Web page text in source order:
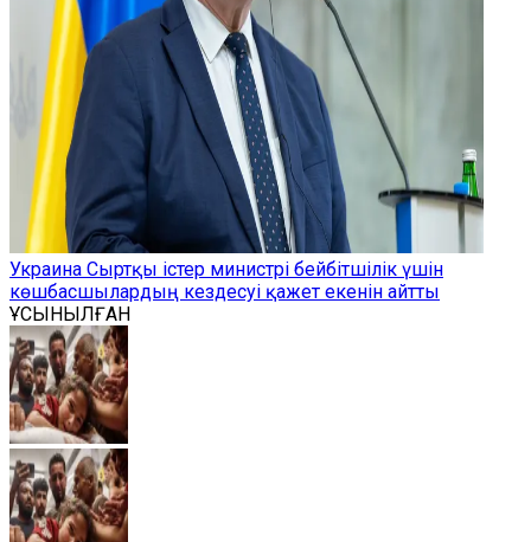
Украина Сыртқы істер министрі бейбітшілік үшін
көшбасшылардың кездесуі қажет екенін айтты
ҰСЫНЫЛҒАН